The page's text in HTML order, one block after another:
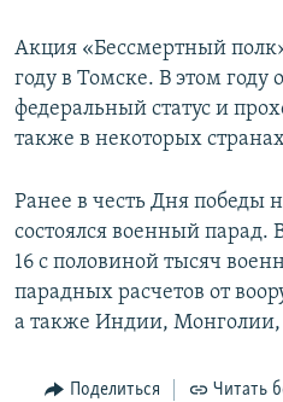
Акция «Бессмертный
году в Томске. В этом году
федеральный статус и
также в некоторых
Ранее в честь Дня победы
состоялся военный парад.
16 с половиной тысяч
парадных расчетов от
а также Индии, Монголии,
Поделиться Читать